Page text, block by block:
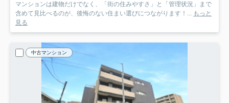
マンションは建物だけでなく、「街の住みやすさ」と「管理状況」まで
含めて見比べるのが、後悔のない住まい選びにつながります！... もっと
見る
中古マンション